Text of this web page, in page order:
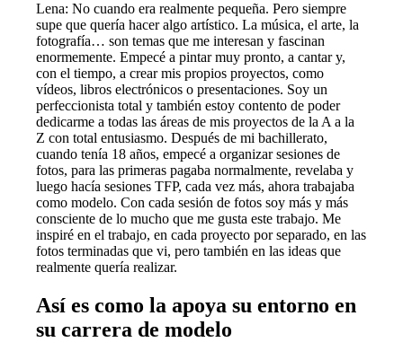
Lena: No cuando era realmente pequeña. Pero siempre
supe que quería hacer algo artístico. La música, el arte, la
fotografía… son temas que me interesan y fascinan
enormemente. Empecé a pintar muy pronto, a cantar y,
con el tiempo, a crear mis propios proyectos, como
vídeos, libros electrónicos o presentaciones. Soy un
perfeccionista total y también estoy contento de poder
dedicarme a todas las áreas de mis proyectos de la A a la
Z con total entusiasmo. Después de mi bachillerato,
cuando tenía 18 años, empecé a organizar sesiones de
fotos, para las primeras pagaba normalmente, revelaba y
luego hacía sesiones TFP, cada vez más, ahora trabajaba
como modelo. Con cada sesión de fotos soy más y más
consciente de lo mucho que me gusta este trabajo. Me
inspiré en el trabajo, en cada proyecto por separado, en las
fotos terminadas que vi, pero también en las ideas que
realmente quería realizar.
Así es como la apoya su entorno en
su carrera de modelo